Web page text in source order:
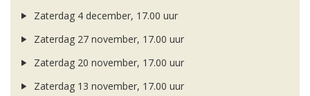
Zaterdag 4 december, 17.00 uur
Zaterdag 27 november, 17.00 uur
Zaterdag 20 november, 17.00 uur
Zaterdag 13 november, 17.00 uur